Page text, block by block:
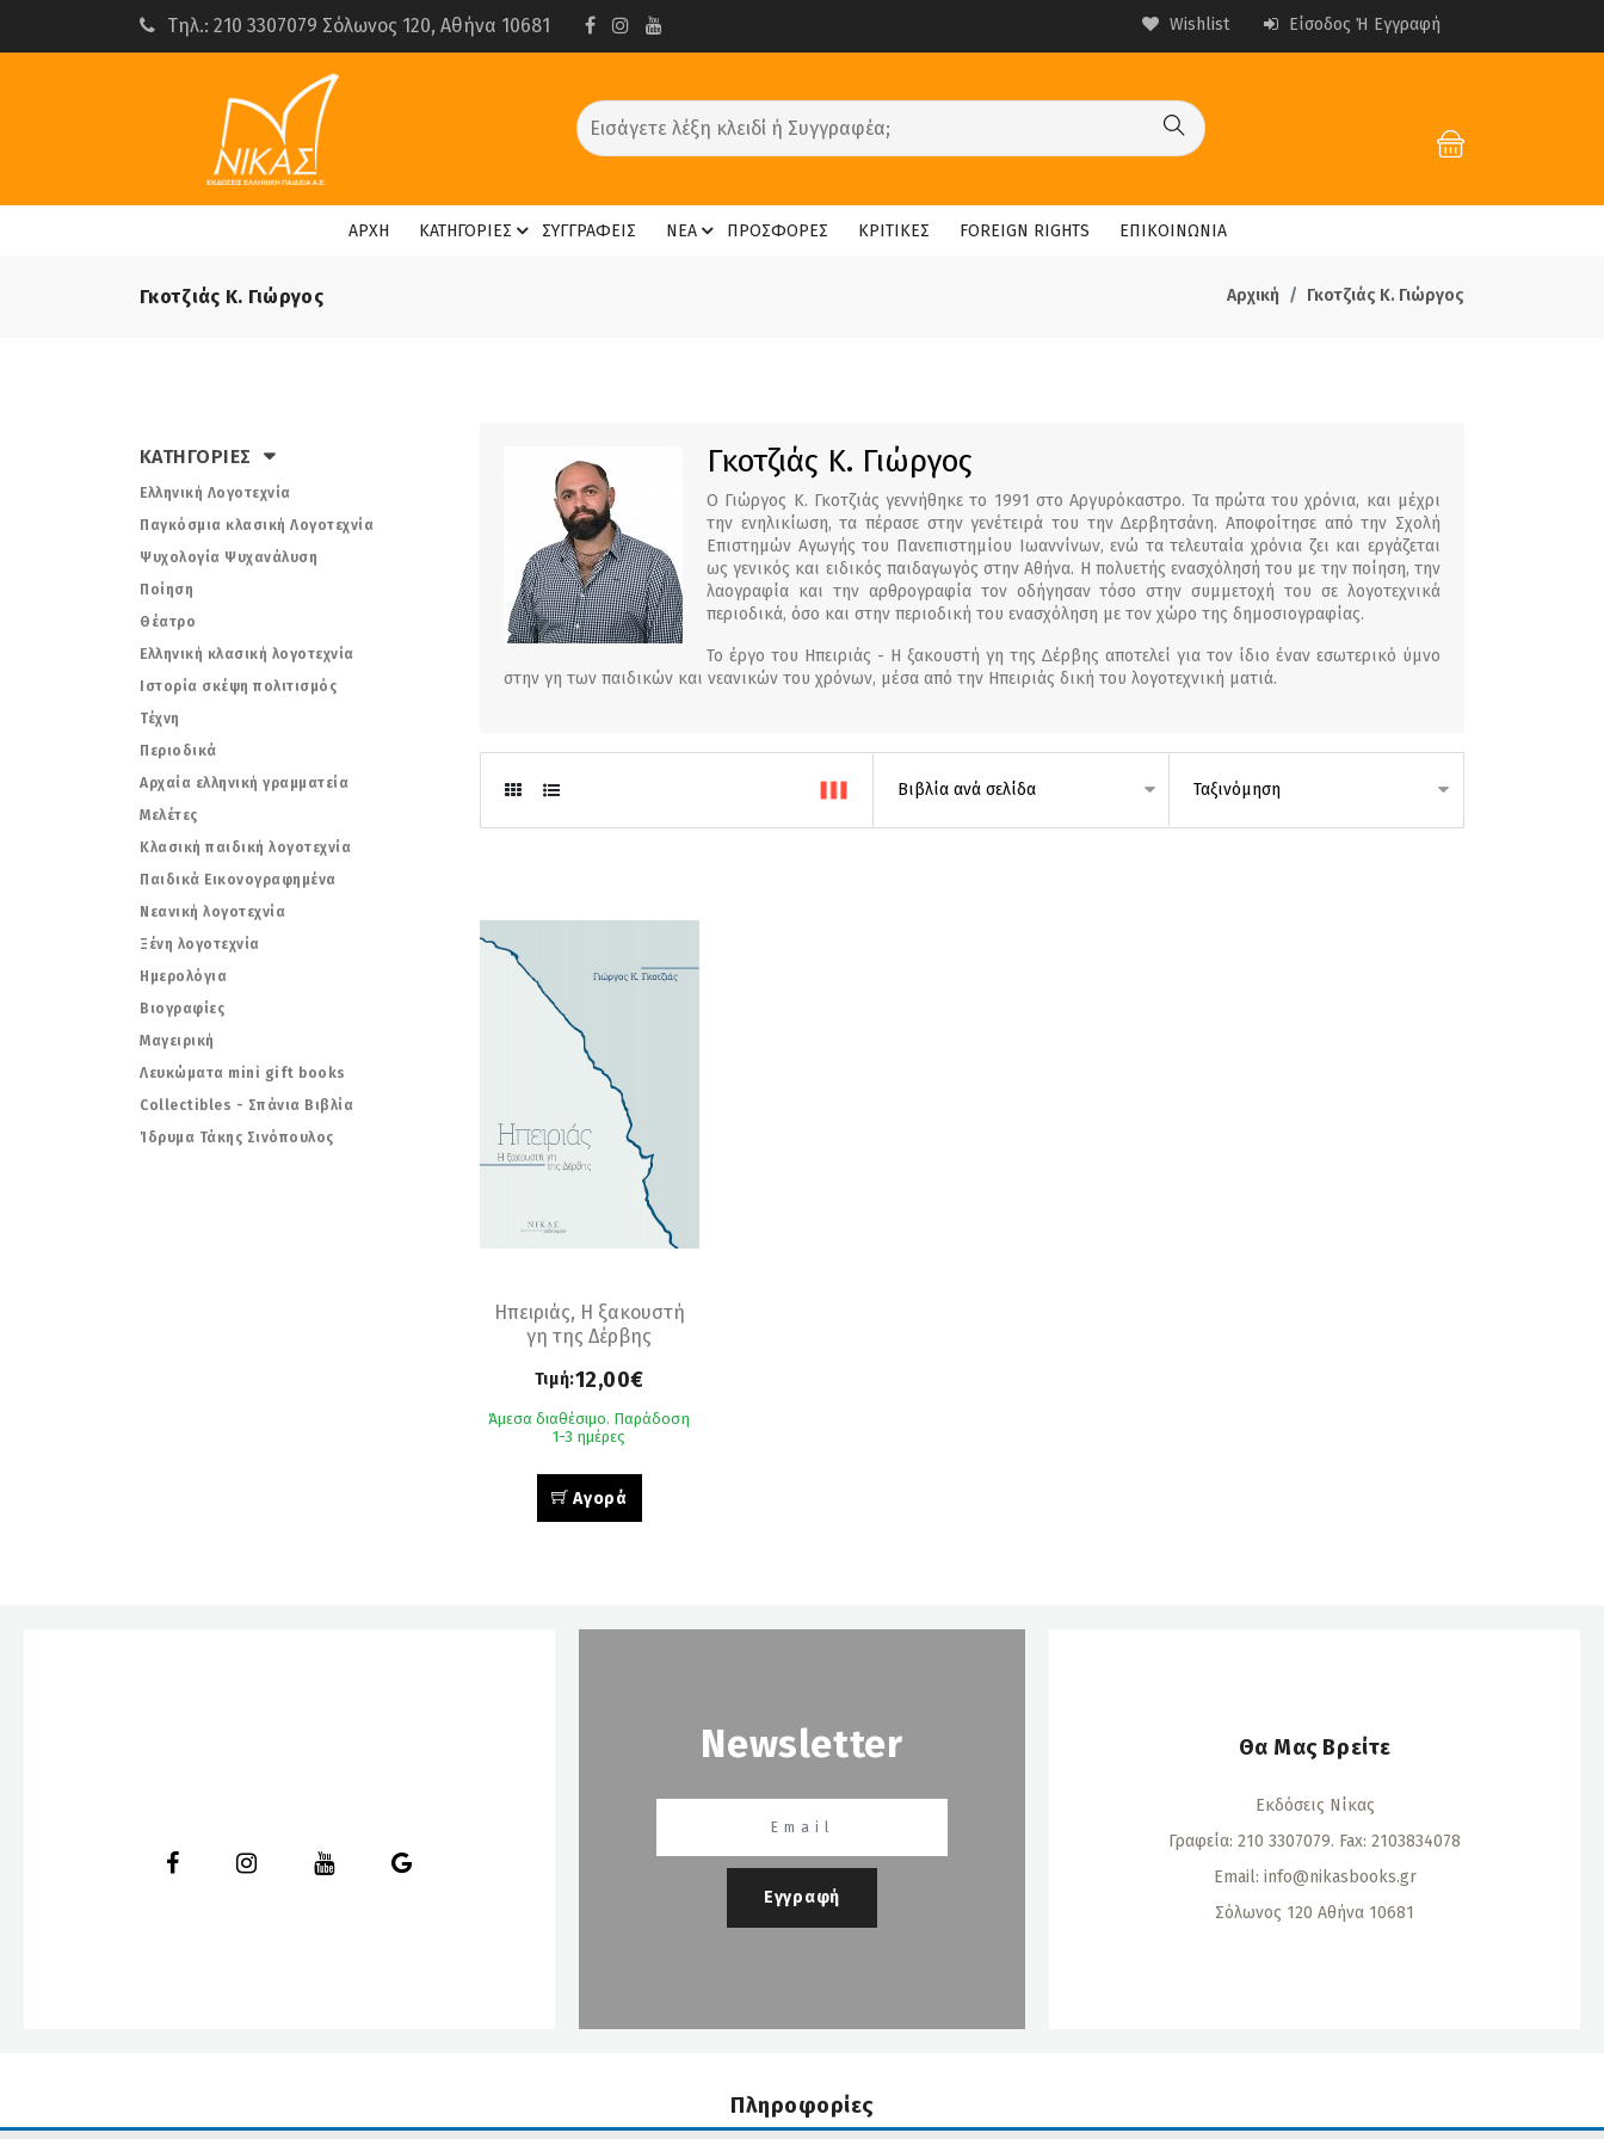
Τηλ.: 210 3307079 Σόλωνος 120, Αθήνα 10681 Wishlist Είσοδος Ή Εγγραφή
ΑΡΧΗ ΚΑΤΗΓΟΡΙΕΣ ΣΥΓΓΡΑΦΕΙΣ ΝΕΑ ΠΡΟΣΦΟΡΕΣ ΚΡΙΤΙΚΕΣ FOREIGN RIGHTS ΕΠΙΚΟΙΝΩΝΙΑ
Γκοτζιάς Κ. Γιώργος Αρχική Γκοτζιάς Κ. Γιώργος
ΚΑΤΗΓΟΡΙΕΣ
Ελληνική Λογοτεχνία
Παγκόσμια κλασική Λογοτεχνία
Ψυχολογία Ψυχανάλυση
Ποίηση
Θέατρο
Ελληνική κλασική λογοτεχνία
Ιστορία σκέψη πολιτισμός
Τέχνη
Περιοδικά
Αρχαία ελληνική γραμματεία
Μελέτες
Κλασική παιδική λογοτεχνία
Παιδικά Εικονογραφημένα
Νεανική λογοτεχνία
Ξένη λογοτεχνία
Ημερολόγια
Βιογραφίες
Μαγειρική
Λευκώματα mini gift books
Collectibles - Σπάνια Βιβλία
Ίδρυμα Τάκης Σινόπουλος
Γκοτζιάς Κ. Γιώργος
Ο Γιώργος Κ. Γκοτζιάς γεννήθηκε το 1991 στο Αργυρόκαστρο. Τα πρώτα του χρόνια, και µέχρι
την ενηλικίωση, τα πέρασε στην γενέτειρά του την ∆ερβητσάνη. Αποφοίτησε από την Σχολή
Επιστηµών Αγωγής του Πανεπιστηµίου Ιωαννίνων, ενώ τα τελευταία χρόνια ζει και εργάζεται
ως γενικός και ειδικός παιδαγωγός στην Αθήνα. Η πολυετής ενασχόλησή του µε την ποίηση, την
λαογραφία και την αρθρογραφία τον οδήγησαν τόσο στην συµµετοχή του σε λογοτεχνικά
περιοδικά, όσο και στην περιοδική του ενασχόληση µε τον χώρο της δηµοσιογραφίας.
Το έργο του Ηπειριάς - Η ξακουστή γη της ∆έρβης αποτελεί για τον ίδιο έναν εσωτερικό ύµνο
στην γη των παιδικών και νεανικών του χρόνων, µέσα από την Ηπειριάς δική του λογοτεχνική µατιά.
Ηπειριάς, Η ξακουστή
γη της Δέρβης
Τιμή:12,00€
Άμεσα διαθέσιμο. Παράδοση
1-3 ημέρες
Αγορά
Newsletter
Εγγραφή
Θα Μας Βρείτε
Εκδόσεις Νίκας
Γραφεία: 210 3307079. Fax: 2103834078
Email: info@nikasbooks.gr
Σόλωνος 120 Αθήνα 10681
Πληροφορίες